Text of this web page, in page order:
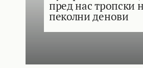
пред нас тропски
пеколни денови